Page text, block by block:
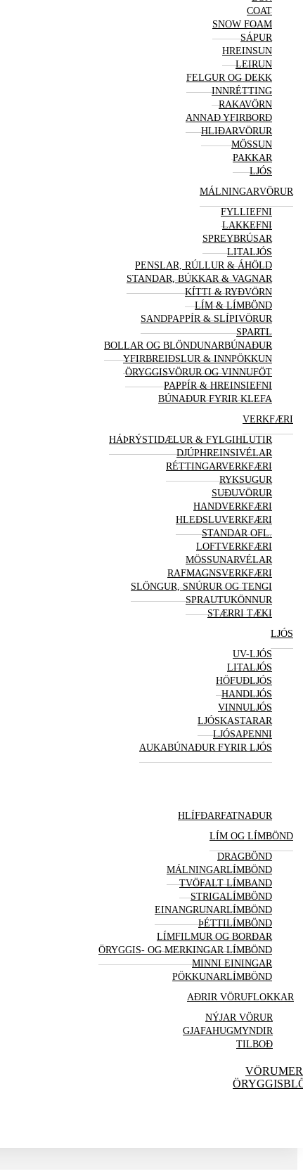
COAT
SNOW FOAM
SÁPUR
HREINSUN
LEIRUN
FELGUR OG DEKK
INNRÉTTING
RAKAVÖRN
ANNAÐ YFIRBORÐ
HLIÐARVÖRUR
MÖSSUN
PAKKAR
LJÓS
MÁLNINGARVÖRUR
FYLLIEFNI
LAKKEFNI
SPREYBRÚSAR
LITALJÓS
PENSLAR, RÚLLUR & ÁHÖLD
STANDAR, BÚKKAR & VAGNAR
KÍTTI & RYÐVÖRN
LÍM & LÍMBÖND
SANDPAPPÍR & SLÍPIVÖRUR
SPARTL
BOLLAR OG BLÖNDUNARBÚNAÐUR
YFIRBREIÐSLUR & INNPÖKKUN
ÖRYGGISVÖRUR OG VINNUFÖT
PAPPÍR & HREINSIEFNI
BÚNAÐUR FYRIR KLEFA
VERKFÆRI
HÁÞRÝSTIDÆLUR & FYLGIHLUTIR
DJÚPHREINSIVÉLAR
RÉTTINGARVERKFÆRI
RYKSUGUR
SUÐUVÖRUR
HANDVERKFÆRI
HLEÐSLUVERKFÆRI
STANDAR OFL.
LOFTVERKFÆRI
MÖSSUNARVÉLAR
RAFMAGNSVERKFÆRI
SLÖNGUR, SNÚRUR OG TENGI
SPRAUTUKÖNNUR
STÆRRI TÆKI
LJÓS
UV-LJÓS
LITALJÓS
HÖFUÐLJÓS
HANDLJÓS
VINNULJÓS
LJÓSKASTARAR
LJÓSAPENNI
AUKABÚNAÐUR FYRIR LJÓS
HLÍFÐARFATNAÐUR
LÍM OG LÍMBÖND
DRAGBÖND
MÁLNINGARLÍMBÖND
TVÖFALT LÍMBAND
STRIGALÍMBÖND
EINANGRUNARLÍMBÖND
ÞÉTTILÍMBÖND
LÍMFILMUR OG BORÐAR
ÖRYGGIS- OG MERKINGAR LÍMBÖND
MINNI EININGAR
PÖKKUNARLÍMBÖND
AÐRIR VÖRUFLOKKAR
NÝJAR VÖRUR
GJAFAHUGMYNDIR
TILBOÐ